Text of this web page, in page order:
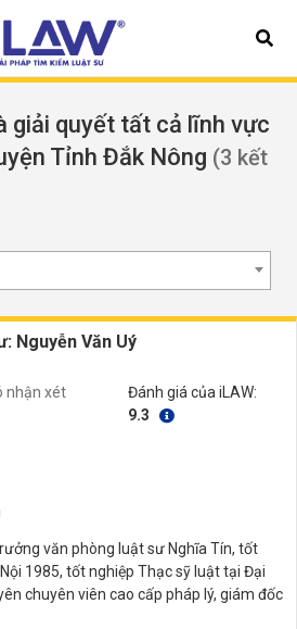
giải quyết tất cả lĩnh vực
Tỉnh Đắk Nông (3 kết
Nguyễn Văn Uý
nhận xét
Đánh giá của iLAW:
9.3
văn phòng luật sư Nghĩa Tín, tốt
1985, tốt nghiệp Thạc sỹ luật tại Đại
chuyên viên cao cấp pháp lý, giám đốc